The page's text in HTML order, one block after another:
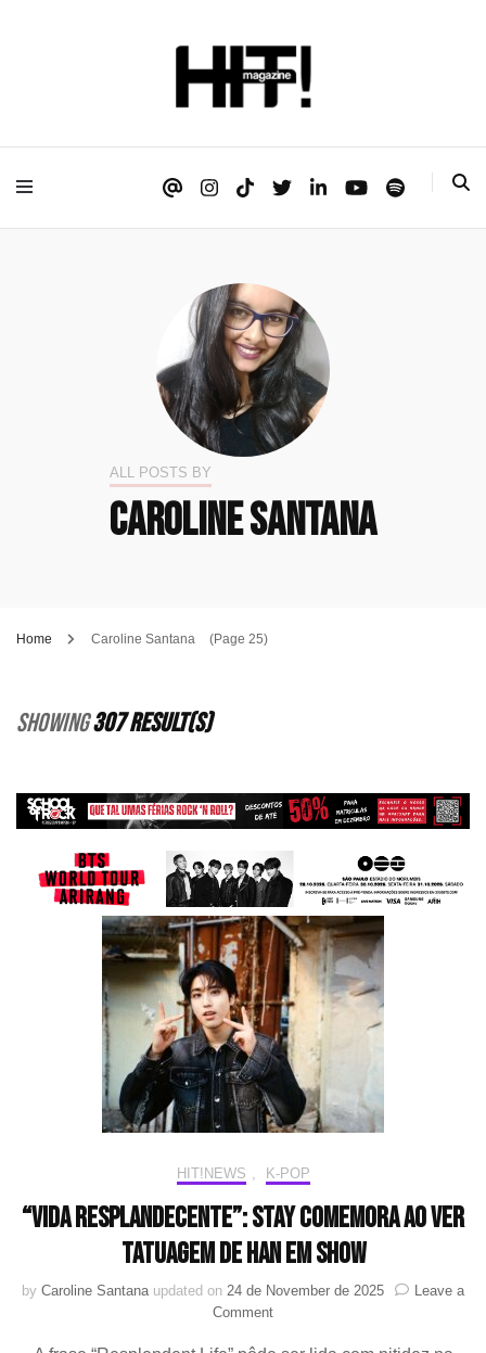
HIT!Magazine
ALL POSTS BY
Caroline Santana
Home Caroline Santana (Page 25)
Showing307 Result(s)
HIT!NEWS K-POP
“Vida Resplandecente”: STAY comemora ao ver
tatuagem de HAN em show
by Caroline Santana updated on 24 de November de 2025
Leave a
Commenton